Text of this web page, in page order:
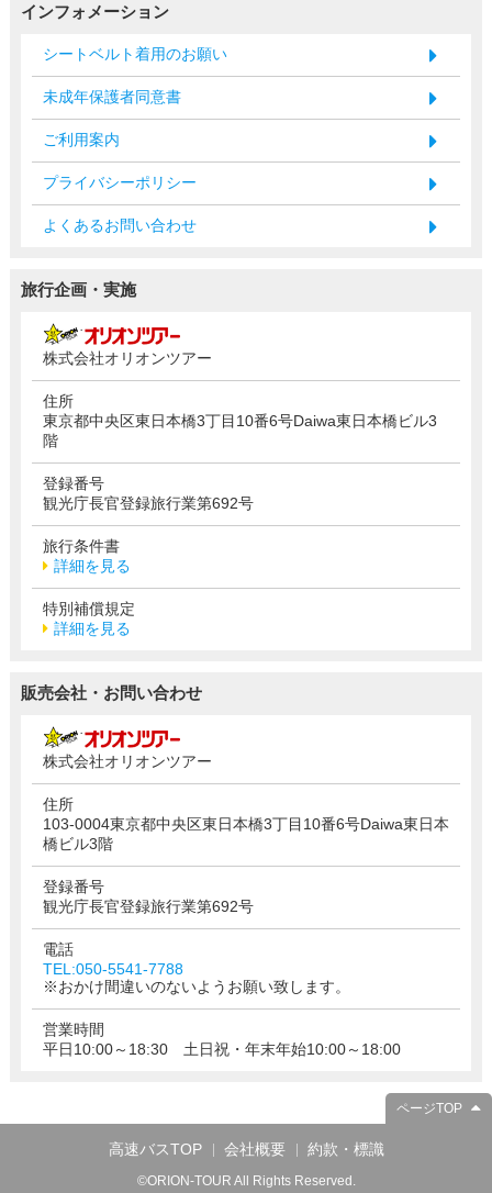
インフォメーション
シートベルト着用のお願い
未成年保護者同意書
ご利用案内
プライバシーポリシー
よくあるお問い合わせ
旅行企画・実施
株式会社オリオンツアー
住所
東京都中央区東日本橋3丁目10番6号Daiwa東日本橋ビル3
階
登録番号
観光庁長官登録旅行業第692号
旅行条件書
詳細を見る
特別補償規定
詳細を見る
販売会社・お問い合わせ
株式会社オリオンツアー
住所
103-0004東京都中央区東日本橋3丁目10番6号Daiwa東日本
橋ビル3階
登録番号
観光庁長官登録旅行業第692号
電話
TEL:050-5541-7788
※おかけ間違いのないようお願い致します。
営業時間
平日10:00～18:30 土日祝・年末年始10:00～18:00
ページTOP
高速バスTOP 会社概要 約款・標識
©ORION-TOUR All Rights Reserved.